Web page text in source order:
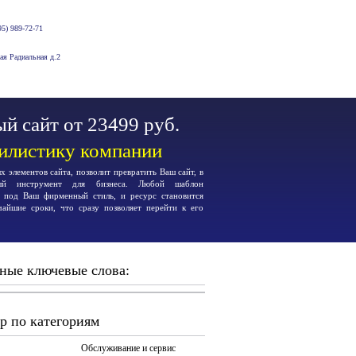
989-72-71
Радиальная д.2
сайт от 23499 руб.
компании
элементов сайта, позволит превратить Ваш сайт, в
инструмент для бизнеса. Любой шаблон
под Ваш фирменный стиль, и ресурс становится
сроки, что сразу позволяет перейти к его
ключевые слова:
по категориям
Обслуживание и сервис